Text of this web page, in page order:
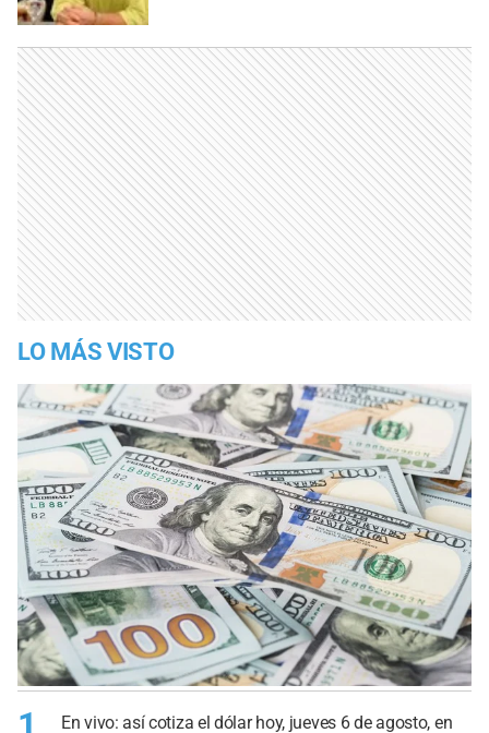
LO MÁS VISTO
En vivo: así cotiza el dólar hoy, jueves 6 de agosto, en